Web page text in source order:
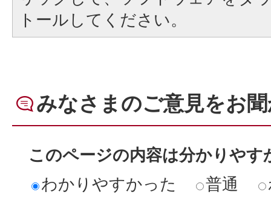
トールしてください。
みなさまのご意見をお
このページの内容は分かりやす
わかりやすかった
普通